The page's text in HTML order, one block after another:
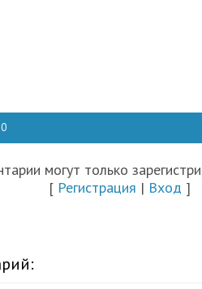
0
могут только
[ Регистрация | Вход ]